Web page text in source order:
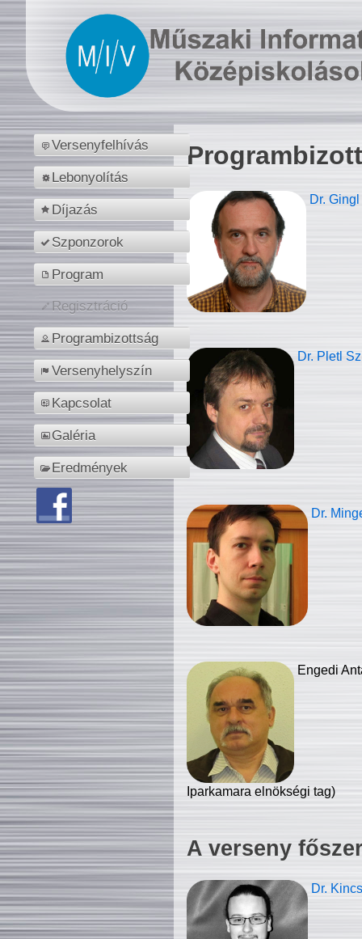
Versenyfelhívás
Lebonyolítás
Díjazás
Szponzorok
Program
Regisztráció
Programbizottság
Versenyhelyszín
Kapcsolat
Galéria
Eredmények
Dr.
Dr. Pletl
Dr.
Engedi
Iparkamara elnökségi tag)
A verseny
Dr.